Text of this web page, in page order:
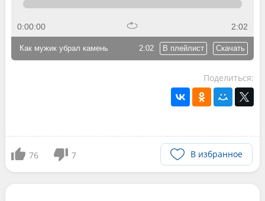
0:00:00 2:02
2:02 В плейлист Скачать
Как мужик убрал камень
Поделиться:
76 7 В избранное